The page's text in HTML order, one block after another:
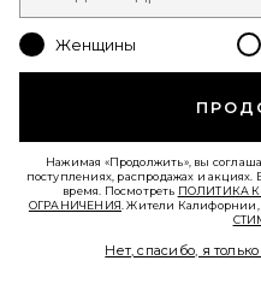
Favorite
Женщины
Нажимая «Продолжить», вы
поступлениях, распродажах и акциях.
время. Посмотреть ПОЛИТИКА
ОГРАНИЧЕНИЯ . Жители
Нет, спасибо, я